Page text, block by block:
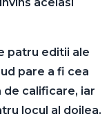
patru editii ale
pare a fi cea
de calificare, iar
locul al doilea.